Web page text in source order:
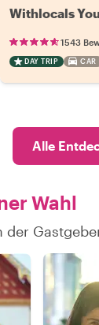
Withlocals
1543
DAY TRIP CAR
Alle
Wahl